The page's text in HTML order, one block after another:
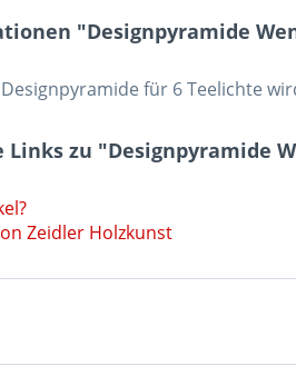
"Designpyramide
für 6 Teelichte
zu "Designpyramide
Zeidler Holzkunst